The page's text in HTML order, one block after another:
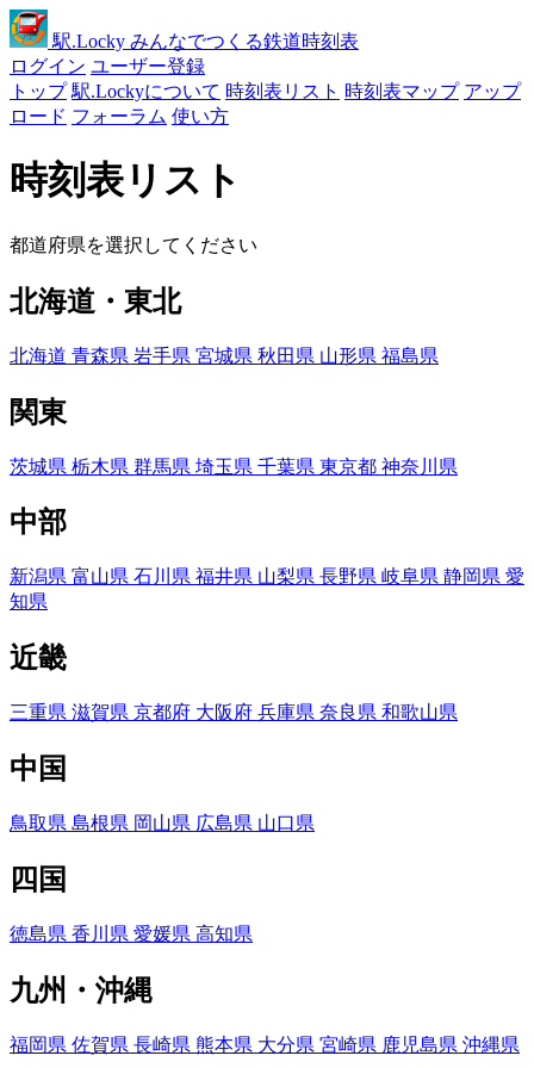
駅.Locky みんなでつくる鉄道時刻表
ログイン ユーザー登録
トップ 駅.Lockyについて 時刻表リスト 時刻表マップ アップ
ロード フォーラム 使い方
時刻表リスト
都道府県を選択してください
北海道・東北
北海道 青森県 岩手県 宮城県 秋田県 山形県 福島県
関東
茨城県 栃木県 群馬県 埼玉県 千葉県 東京都 神奈川県
中部
新潟県 富山県 石川県 福井県 山梨県 長野県 岐阜県 静岡県 愛
知県
近畿
三重県 滋賀県 京都府 大阪府 兵庫県 奈良県 和歌山県
中国
鳥取県 島根県 岡山県 広島県 山口県
四国
徳島県 香川県 愛媛県 高知県
九州・沖縄
福岡県 佐賀県 長崎県 熊本県 大分県 宮崎県 鹿児島県 沖縄県